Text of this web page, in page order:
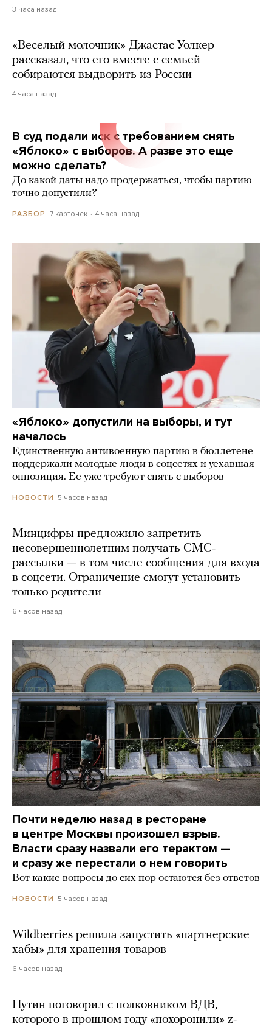
3 часа назад
«Веселый молочник» Джастас Уолкер
рассказал, что его вместе с семьей
собираются выдворить из России
4 часа назад
В суд подали иск с требованием снять
«Яблоко» с выборов. А разве это еще
можно сделать?
До какой даты надо продержаться, чтобы партию
точно допустили?
РАЗБОР 7 карточек 4 часа назад
«Яблоко» допустили на выборы, и тут
началось
Единственную антивоенную партию в бюллетене
поддержали молодые люди в соцсетях и уехавшая
оппозиция. Ее уже требуют снять с выборов
НОВОСТИ 5 часов назад
Минцифры предложило запретить
несовершеннолетним получать СМС-
рассылки — в том числе сообщения для входа
в соцсети. Ограничение смогут установить
только родители
6 часов назад
Почти неделю назад в ресторане
в центре Москвы произошел взрыв.
Власти сразу назвали его терактом —
и сразу же перестали о нем говорить
Вот какие вопросы до сих пор остаются без ответов
НОВОСТИ 5 часов назад
Wildberries решила запустить «партнерские
хабы» для хранения товаров
6 часов назад
Путин поговорил с полковником ВДВ,
которого в прошлом году «похоронили» z-